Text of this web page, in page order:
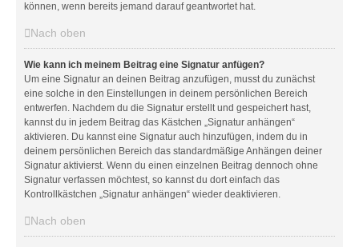
können, wenn bereits jemand darauf geantwortet hat.
Nach oben
Wie kann ich meinem Beitrag eine Signatur anfügen?
Um eine Signatur an deinen Beitrag anzufügen, musst du zunächst
eine solche in den Einstellungen in deinem persönlichen Bereich
entwerfen. Nachdem du die Signatur erstellt und gespeichert hast,
kannst du in jedem Beitrag das Kästchen „Signatur anhängen“
aktivieren. Du kannst eine Signatur auch hinzufügen, indem du in
deinem persönlichen Bereich das standardmäßige Anhängen deiner
Signatur aktivierst. Wenn du einen einzelnen Beitrag dennoch ohne
Signatur verfassen möchtest, so kannst du dort einfach das
Kontrollkästchen „Signatur anhängen“ wieder deaktivieren.
Nach oben